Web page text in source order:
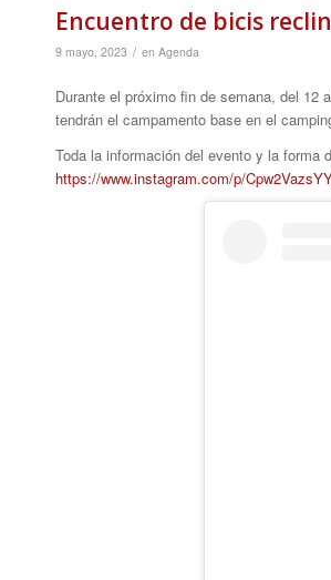
Encuentro de bicis
9 mayo, 2023 / en Agenda
Durante el próximo fin de semana, del 12
tendrán el campamento base en el
Toda la información del evento y la forma
https://www.instagram.com/p/